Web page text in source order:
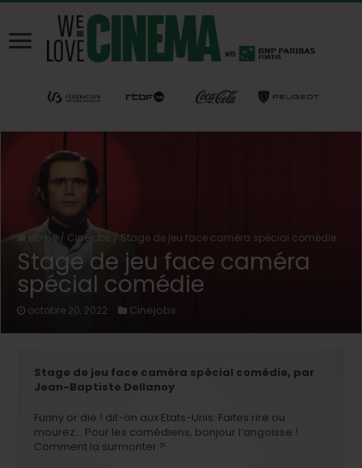
Home / Cinejobs / Stage de jeu face caméra spécial comédie
Stage de jeu face caméra
spécial comédie
octobre 20, 2022 Cinejobs
Stage de jeu face caméra spécial comédie, par
Jean-Baptiste Dellanoy
Funny or die ! dit-on aux Etats-Unis. Faites rire ou
mourez… Pour les comédiens, bonjour l’angoisse !
Comment la surmonter ?